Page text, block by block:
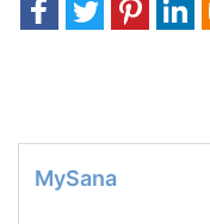
MySana